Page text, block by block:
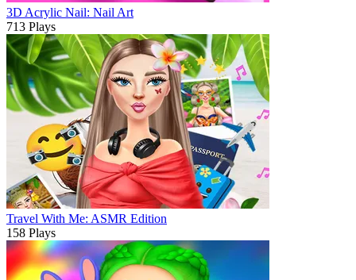
3D Acrylic Nail: Nail Art
713 Plays
Travel With Me: ASMR Edition
158 Plays